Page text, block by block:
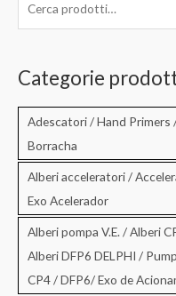
c
Categorie
Adescatori / Hand Primers
Borracha
Alberi acceleratori /
Exo Acelerador
Alberi pompa V.E. / Alberi
Alberi DFP6 DELPHI /
CP4 / DFP6/ Exo de